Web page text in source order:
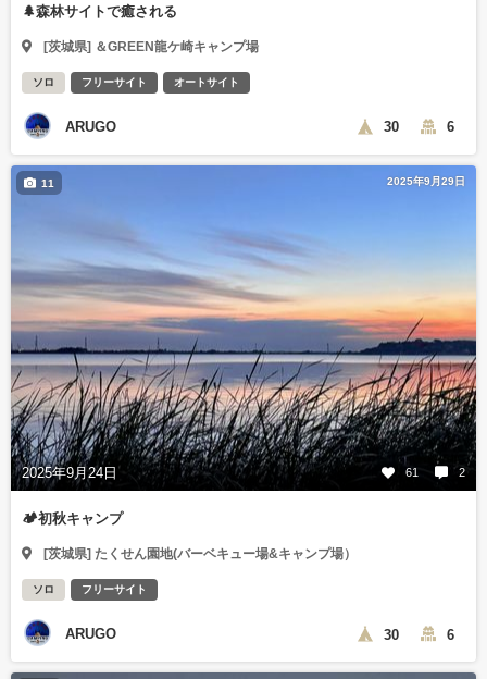
🌲森林サイトで癒される
[茨城県] ＆GREEN龍ケ崎キャンプ場
ソロ フリーサイト オートサイト
ARUGO 30 6
2025年9月29日
2025年9月24日 61 2
11
🏕️初秋キャンプ
[茨城県] たくせん園地(バーベキュー場&キャンプ場）
ソロ フリーサイト
ARUGO 30 6